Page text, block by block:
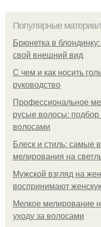
Популярные
Брюнетка в
свой внешний вид
С чем и как носить
руководство
Профессиональное
русые волосы: подбор
волосами
Блеск и стиль: самые
мелирования на
Мужской взгляд на
воспринимают
Мелкое мелирование
уходу за волосами